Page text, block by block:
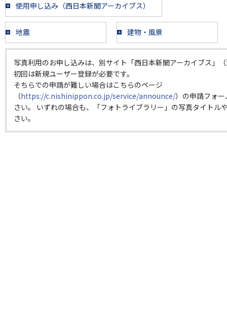
使用申し込み（西日本新聞アーカイブス）
地震 建物・風景
写真利用のお申し込みは、別サイト「西日本新聞アーカイブス」
初回は新規ユーザー登録が必要です。
そちらでの申請が難しい場合はこちらのページ
（https://c.nishinippon.co.jp/service/announce/）の申請フォ
さい。 いずれの場合も、「フォトライブラリー」の写真タイトル
さい。